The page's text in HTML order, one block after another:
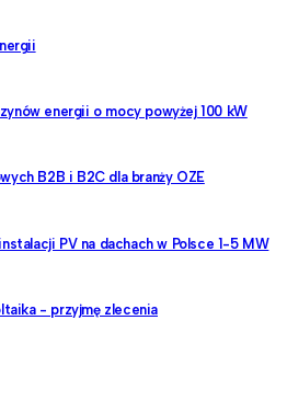
energii o mocy powyżej 100 kW
B2B i B2C dla branży OZE
PV na dachach w Polsce 1-5 MW
- przyjmę zlecenia